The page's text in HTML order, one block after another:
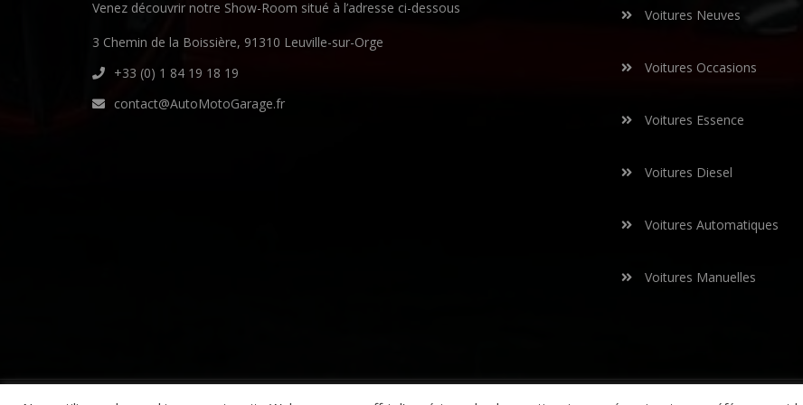
Venez découvrir notre Show-Room situé à l’adresse ci-dessous
3 Chemin de la Boissière, 91310 Leuville-sur-Orge
+33 (0) 1 84 19 18 19
contact@AutoMotoGarage.fr
Voitures Neuves
Voitures Occasions
Voitures Essence
Voitures Diesel
Voitures Automatiques
Voitures Manuelles